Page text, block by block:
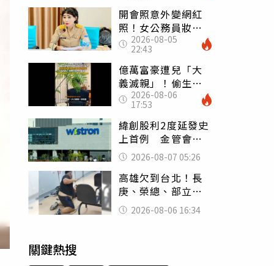
開會照意外變網紅
照！女公務員妝容
掀2千則留言 本人
怒嗆：化妝有錯嗎
2026-08-05
22:43
億萬富豪遭兒「大
義滅親」！偷生子
怕曝光 竟盜鄰居
身份辦假證落戶
2026-08-06
17:53
緯創股利2度延發史
上首例 金管會說
重話：考慮收回股
務自辦
2026-08-07 05:26
高雄欠到台北！長
庚、榮總、部立醫
院都受害 「醫療
暴力男」離譜紀錄
2026-08-06 16:34
關鍵熱搜